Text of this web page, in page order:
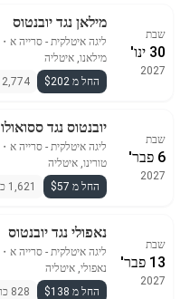
שבת
30 ינו'
2027
מילאן נגד יובנטוס
ליגה איטלקית - סרייה א ・
מילאנו, איטליה
החל מ $202
2,774 כרטיסים זמינים
שבת
6 פבר'
2027
יובנטוס נגד ססואולו
ליגה איטלקית - סרייה א ・
טורינו, איטליה
החל מ $57
1,621 כרטיסים זמינים
שבת
13 פבר'
2027
נאפולי נגד יובנטוס
ליגה איטלקית - סרייה א ・
נאפולי, איטליה
החל מ $138
828 כרטיסים זמינים